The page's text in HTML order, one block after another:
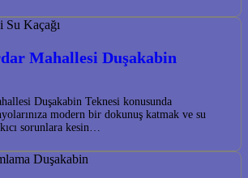
Mahallesi Duşakabin
Duşakabin Teknesi konusunda
modern bir dokunuş katmak ve su
sorunlara kesin…